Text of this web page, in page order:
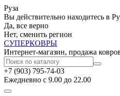
Руза
Вы действительно находитесь в
Да, все верно
Нет, сменить регион
СУПЕРКОВРЫ
Интернет-магазин, продажа
+7 (903) 795-74-03
Ежедневно с 9.00 до 22.00